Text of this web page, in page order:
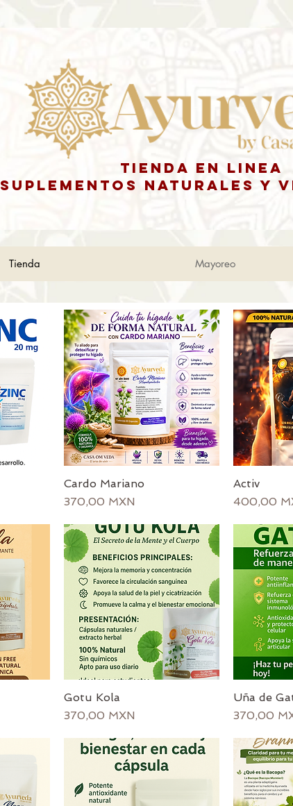
tienda en linea
SUPLEMENTOS NATURALES
Tienda Mayoreo
Vista rápida
Cardo Mariano
Precio
370,00 MXN
Activ
Precio
400,00
Vista rápida
Gotu Kola
Precio
370,00 MXN
Uña de
Precio
370,00